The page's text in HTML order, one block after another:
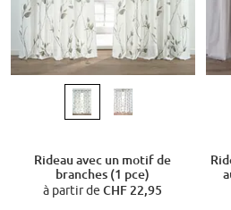
Rideau avec un motif de
branches (1 pce)
à partir deCHF 22,95